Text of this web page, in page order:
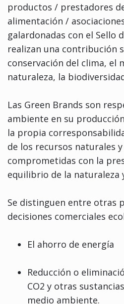
productos / prestadores
alimentación /
galardonadas con el Sello
realizan una contribución
conservación del clima, el
naturaleza, la
Las Green Brands son
ambiente en su
la propia
de los recursos naturales
comprometidas con la
equilibrio de la naturaleza
Se distinguen entre otras
decisiones comerciales
El ahorro de energía
Reducción o
CO2 y otras
medio ambiente.